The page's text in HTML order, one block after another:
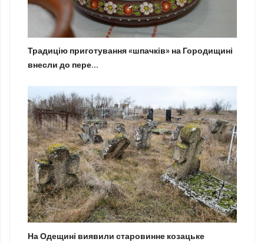
Традицію приготування «шпачків» на Городищині
внесли до пере...
На Одещині виявили старовинне козацьке